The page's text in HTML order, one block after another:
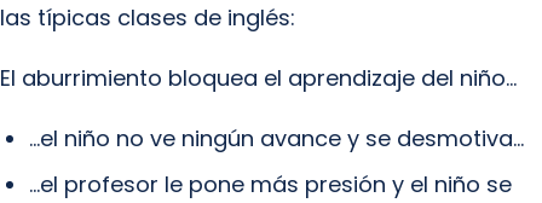
las típicas clases de inglés:
El aburrimiento bloquea el aprendizaje del niño…
…el niño no ve ningún avance y se desmotiva…
…el profesor le pone más presión y el niño se